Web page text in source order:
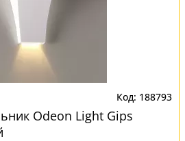
188793
Odeon Light Gips